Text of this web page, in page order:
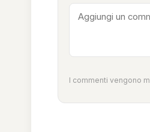
I commenti vengono